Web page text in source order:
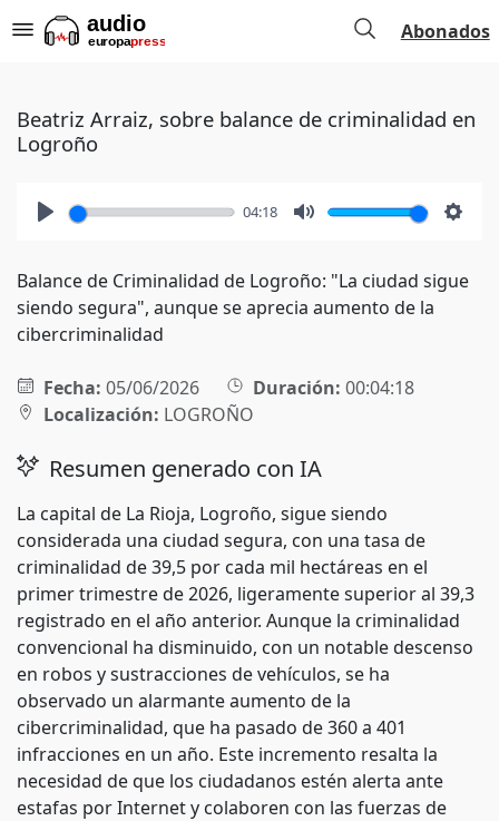
Abonados
Beatriz Arraiz, sobre balance de criminalidad en
Logroño
04:18
Balance de Criminalidad de Logroño: "La ciudad sigue
siendo segura", aunque se aprecia aumento de la
cibercriminalidad
Fecha: 05/06/2026 Duración: 00:04:18
Localización: LOGROÑO
Resumen generado con IA
La capital de La Rioja, Logroño, sigue siendo
considerada una ciudad segura, con una tasa de
criminalidad de 39,5 por cada mil hectáreas en el
primer trimestre de 2026, ligeramente superior al 39,3
registrado en el año anterior. Aunque la criminalidad
convencional ha disminuido, con un notable descenso
en robos y sustracciones de vehículos, se ha
observado un alarmante aumento de la
cibercriminalidad, que ha pasado de 360 a 401
infracciones en un año. Este incremento resalta la
necesidad de que los ciudadanos estén alerta ante
estafas por Internet y colaboren con las fuerzas de